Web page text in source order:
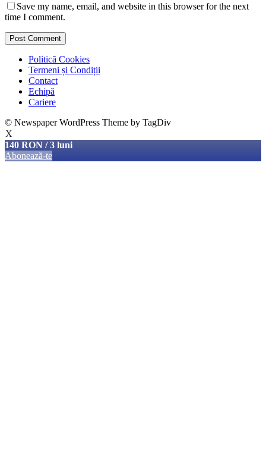
Save my name, email, and website in this browser for the next
time I comment.
Politică Cookies
Termeni și Condiții
Contact
Echipă
Cariere
© Newspaper WordPress Theme by TagDiv
X
140 RON / 3 luni
Abonează-te